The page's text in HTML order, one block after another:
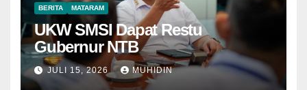
BERITA MATARAM
UKW SMSI Dapat Restu
Gubernur NTB
JULI 15, 2026 MUHIDIN